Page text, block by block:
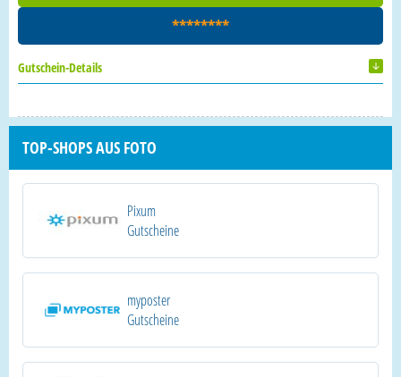
********
Gutschein-Details
TOP-SHOPS AUS FOTO
Pixum
Gutscheine
myposter
Gutscheine